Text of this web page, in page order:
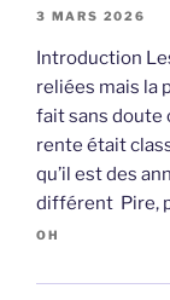
3 MARS 2026
Introduction
reliées mais la
fait sans doute
rente était
qu’il est des
différent Pire,
OH